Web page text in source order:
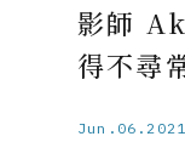
影師
得不尋
Jun.06.2021